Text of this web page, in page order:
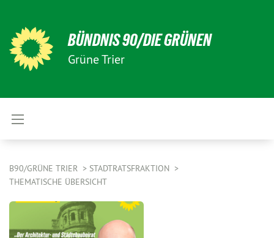
BÜNDNIS 90/DIE GRÜNEN
Grüne Trier
B90/GRÜNE TRIER
STADTRATSFRAKTION
THEMATISCHE ÜBERSICHT